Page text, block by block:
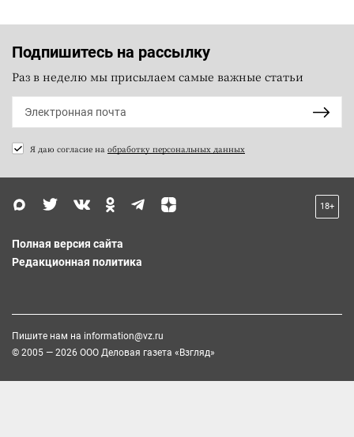
Подпишитесь на рассылку
Раз в неделю мы присылаем самые важные статьи
Я даю согласие на обработку персональных данных
18+
Полная версия сайта
Редакционная политика
Пишите нам на information@vz.ru
© 2005 — 2026 ООО Деловая газета «Взгляд»